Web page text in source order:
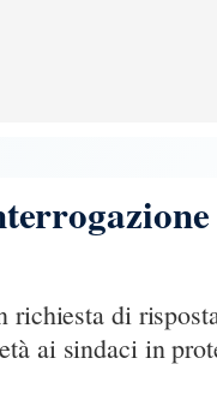
di
ai sindaci in